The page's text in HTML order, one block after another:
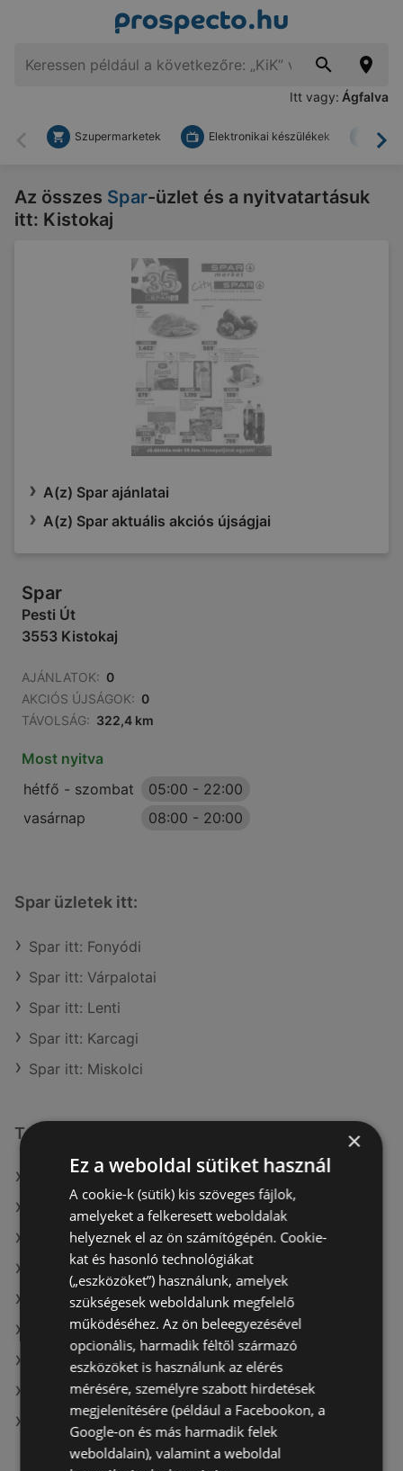
Itt vagy: Ágfalva
Vissza
Szupermarketek Elektronikai készülékek
Az összes Spar-üzlet és a nyitvatartásuk
itt: Kistokaj
A(z) Spar ajánlatai
A(z) Spar aktuális akciós újságjai
Spar
Pesti Út
3553 Kistokaj
AJÁNLATOK: 0
AKCIÓS ÚJSÁGOK: 0
TÁVOLSÁG: 322,4 km
Most nyitva
hétfő - szombat
05:00 - 22:00
vasárnap
08:00 - 20:00
Spar üzletek itt:
Spar itt: Fonyódi
Spar itt: Várpalotai
Spar itt: Lenti
Spar itt: Karcagi
Spar itt: Miskolci
További linkek
A(z) Spar ajánlatai
A(z) Penny-Market Kft. ajánlatai
A(z) Fressnapf-Hungária Kft. ajánlatai
A(z) Merkury Market aktuális akciós újságjai
A(z) Coop aktuális akciós újságjai
A(z) Ecofamily aktuális akciós újságjai
A(z) Reál aktuális akciós újságjai
A(z) COOP Szolnok Zrt. aktuális akciós újságjai
A(z) Spar üzletei itt: Sopron-Fertődi
×
Ez a weboldal sütiket használ
A cookie-k (sütik) kis szöveges fájlok,
amelyeket a felkeresett weboldalak
helyeznek el az ön számítógépén. Cookie-
kat és hasonló technológiákat
(„eszközöket”) használunk, amelyek
szükségesek weboldalunk megfelelő
működéséhez. Az ön beleegyezésével
opcionális, harmadik féltől származó
eszközöket is használunk az elérés
mérésére, személyre szabott hirdetések
megjelenítésére (például a Facebookon, a
Google-on és más harmadik felek
weboldalain), valamint a weboldal